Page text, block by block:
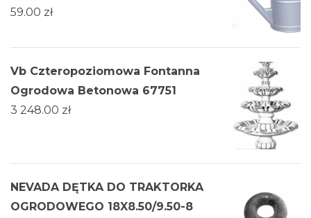
59.00 zł
Vb Czteropoziomowa Fontanna
Ogrodowa Betonowa 67751
3 248.00 zł
NEVADA DĘTKA DO TRAKTORKA
OGRODOWEGO 18X8.50/9.50-8